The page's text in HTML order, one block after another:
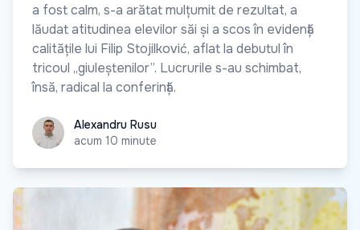
a fost calm, s-a arătat mulțumit de rezultat, a
lăudat atitudinea elevilor săi și a scos în evidență
calitățile lui Filip Stojilković, aflat la debutul în
tricoul „giuleștenilor”. Lucrurile s-au schimbat,
însă, radical la conferință.
Alexandru Rusu
Alexandru Rusu
acum 10 minute